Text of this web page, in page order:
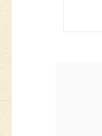
総合ディスカウントストア ドン